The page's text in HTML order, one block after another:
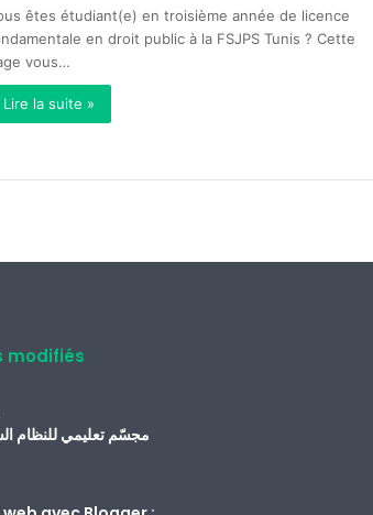
êtes étudiant(e) en troisième année de licence
en droit public à la FSJPS Tunis ? Cette
vous…
Lire la suite »
modifiés
مجسّم تعليمي للنظام